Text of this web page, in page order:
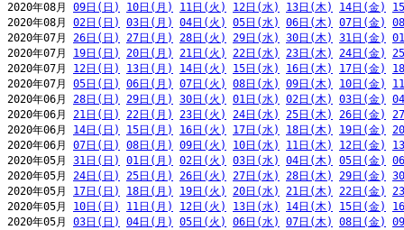
2020年08月 09日(日) 10日(月) 11日(火) 12日(水) 13日(木) 14日(金)
2020年08月 02日(日) 03日(月) 04日(火) 05日(水) 06日(木) 07日(金)
2020年07月 26日(日) 27日(月) 28日(火) 29日(水) 30日(木) 31日(金)
2020年07月 19日(日) 20日(月) 21日(火) 22日(水) 23日(木) 24日(金)
2020年07月 12日(日) 13日(月) 14日(火) 15日(水) 16日(木) 17日(金)
2020年07月 05日(日) 06日(月) 07日(火) 08日(水) 09日(木) 10日(金)
2020年06月 28日(日) 29日(月) 30日(火) 01日(水) 02日(木) 03日(金)
2020年06月 21日(日) 22日(月) 23日(火) 24日(水) 25日(木) 26日(金)
2020年06月 14日(日) 15日(月) 16日(火) 17日(水) 18日(木) 19日(金)
2020年06月 07日(日) 08日(月) 09日(火) 10日(水) 11日(木) 12日(金)
2020年05月 31日(日) 01日(月) 02日(火) 03日(水) 04日(木) 05日(金)
2020年05月 24日(日) 25日(月) 26日(火) 27日(水) 28日(木) 29日(金)
2020年05月 17日(日) 18日(月) 19日(火) 20日(水) 21日(木) 22日(金)
2020年05月 10日(日) 11日(月) 12日(火) 13日(水) 14日(木) 15日(金)
2020年05月 03日(日) 04日(月) 05日(火) 06日(水) 07日(木) 08日(金)